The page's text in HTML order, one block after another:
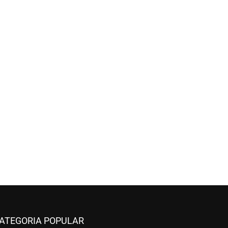
POPULAR